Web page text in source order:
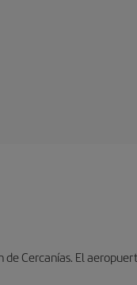
Cercanías. El